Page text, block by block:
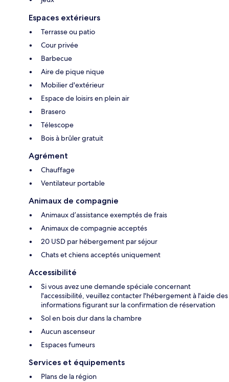
Espaces extérieurs
Terrasse ou patio
Cour privée
Barbecue
Aire de pique nique
Mobilier d'extérieur
Espace de loisirs en plein air
Brasero
Télescope
Bois à brûler gratuit
Agrément
Chauffage
Ventilateur portable
Animaux de compagnie
Animaux d’assistance exemptés de frais
Animaux de compagnie acceptés
20 USD par hébergement par séjour
Chats et chiens acceptés uniquement
Accessibilité
Si vous avez une demande spéciale concernant
l'accessibilité, veuillez contacter l'hébergement à l'aide des
informations figurant sur la confirmation de réservation
Sol en bois dur dans la chambre
Aucun ascenseur
Espaces fumeurs
Services et équipements
Plans de la région